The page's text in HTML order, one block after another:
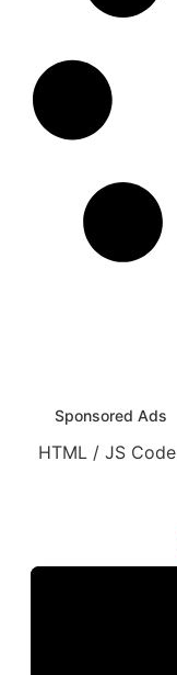
Sponsored Ads
HTML / JS Code